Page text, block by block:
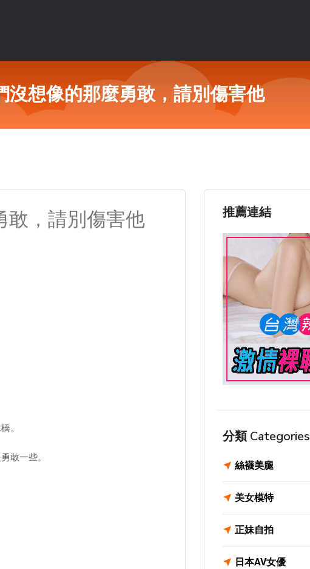
沒想像的那麼勇敢，請別傷害他
敢，請別傷害他
。
敢一些。
推薦連結
分類 Categories
絲襪美腿
美女模特
正妹自拍
日本AV女優